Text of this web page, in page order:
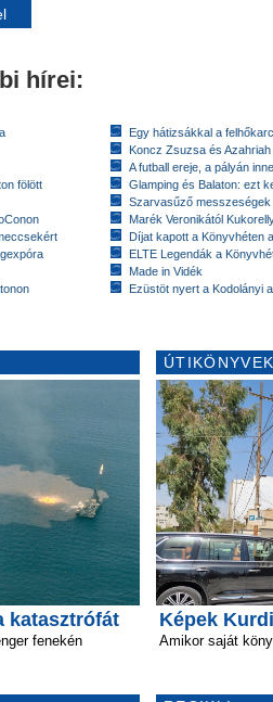
hírei:
fölött
Egy hátizsákkal a
Koncz Zsuzsa és
A futball ereje, a pályán
Glamping és Balaton: ezt
Szarvasűző messzeségek
Marék Veronikától
Díjat kapott a Könyvhéten
ELTE Legendák a
Made in Vidék
Ezüstöt nyert a Kodolányi
katasztrófát
fenekén
Képek
Amikor saját